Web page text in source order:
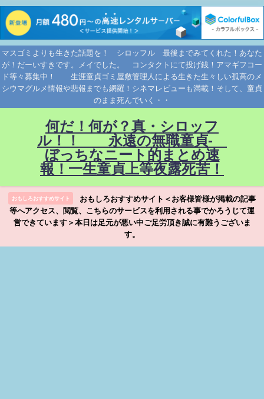
マスゴミよりも生きた話題を！ シロッフル 最後までみてくれた！あなた
が！だーいすきです。メイでした。 コンタクトにて投げ銭！アマギフコー
ド等々募集中！ 生涯童貞ゴミ屋敷管理人による生きた生々しい孤高のメ
シウマグルメ情報や悲報までも網羅！シネマレビューも満載！そして、童貞
のまま死んでいく・・
何だ！何が？真・シロッフ
ル！！ 永遠の無職童貞-
ぼっちなニート的まとめ速
報！一生童貞上等夜露死苦！
おもしろおすすめサイト
おもしろおすすめサイト＜お客様皆様が掲載の記事
等へアクセス、閲覧、こちらのサービスを利用される事でかろうじて運
営できています＞本日は足元が悪い中ご足労頂き誠に有難うございま
す。